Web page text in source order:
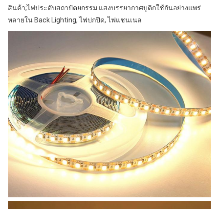
สินค้า;ไฟประดับสถาปัตยกรรม แสงบรรยากาศบูติกใช้กันอย่างแพร่
หลายใน Back Lighting, ไฟปกปิด, ไฟแชนเนล